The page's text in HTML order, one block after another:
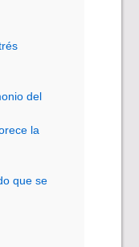
del
la
que se